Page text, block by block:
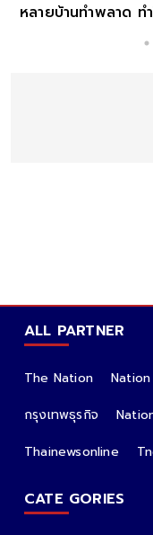
หลายบ้านทำพลาด ท
ALL PARTNER
The Nation
กรุงเทพธุรกิจ
Thainewsonline
CATE GORIES